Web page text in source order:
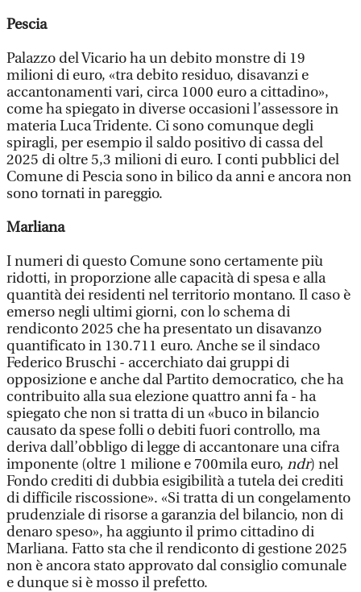
Pescia
Palazzo del Vicario ha un debito monstre di 19
milioni di euro, «tra debito residuo, disavanzi e
accantonamenti vari, circa 1000 euro a cittadino»,
come ha spiegato in diverse occasioni l’assessore in
materia Luca Tridente. Ci sono comunque degli
spiragli, per esempio il saldo positivo di cassa del
2025 di oltre 5,3 milioni di euro. I conti pubblici del
Comune di Pescia sono in bilico da anni e ancora non
sono tornati in pareggio.
Marliana
I numeri di questo Comune sono certamente più
ridotti, in proporzione alle capacità di spesa e alla
quantità dei residenti nel territorio montano. Il caso è
emerso negli ultimi giorni, con lo schema di
rendiconto 2025 che ha presentato un disavanzo
quantificato in 130.711 euro. Anche se il sindaco
Federico Bruschi - accerchiato dai gruppi di
opposizione e anche dal Partito democratico, che ha
contribuito alla sua elezione quattro anni fa - ha
spiegato che non si tratta di un «buco in bilancio
causato da spese folli o debiti fuori controllo, ma
deriva dall’obbligo di legge di accantonare una cifra
imponente (oltre 1 milione e 700mila euro, ndr) nel
Fondo crediti di dubbia esigibilità a tutela dei crediti
di difficile riscossione». «Si tratta di un congelamento
prudenziale di risorse a garanzia del bilancio, non di
denaro speso», ha aggiunto il primo cittadino di
Marliana. Fatto sta che il rendiconto di gestione 2025
non è ancora stato approvato dal consiglio comunale
e dunque si è mosso il prefetto.